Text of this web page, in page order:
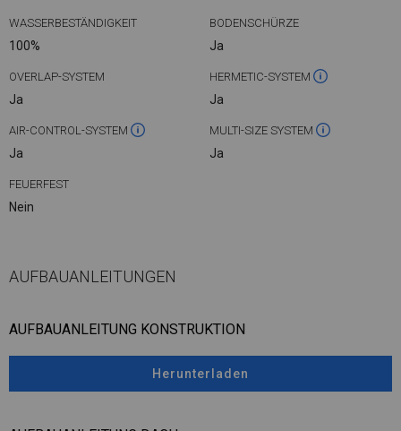
WASSERBESTÄNDIGKEIT
100%
BODENSCHÜRZE
Ja
OVERLAP-SYSTEM
Ja
HERMETIC-SYSTEM
Ja
AIR-CONTROL-SYSTEM
Ja
MULTI-SIZE SYSTEM
Ja
FEUERFEST
Nein
AUFBAUANLEITUNGEN
AUFBAUANLEITUNG KONSTRUKTION
Herunterladen